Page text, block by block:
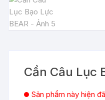
Cần Câu Lục
Sản phẩm này hiện